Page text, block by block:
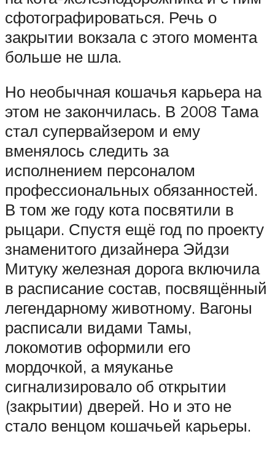
сфотографироваться. Речь о
закрытии вокзала с этого момента
больше не шла.
Но необычная кошачья карьера на
этом не закончилась. В 2008 Тама
стал супервайзером и ему
вменялось следить за
исполнением персоналом
профессиональных обязанностей.
В том же году кота посвятили в
рыцари. Спустя ещё год по проекту
знаменитого дизайнера Эйдзи
Митуку железная дорога включила
в расписание состав, посвящённый
легендарному животному. Вагоны
расписали видами Тамы,
локомотив оформили его
мордочкой, а мяуканье
сигнализировало об открытии
(закрытии) дверей. Но и это не
стало венцом кошачьей карьеры.